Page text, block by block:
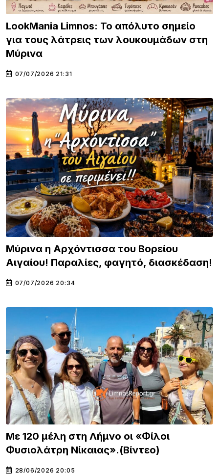
LookMania Limnos: Το απόλυτο σημείο
για τους λάτρεις των λουκουμάδων στη
Μύρινα
07/07/2026 21:31
Μύρινα η Αρχόντισσα του Βορείου
Αιγαίου! Παραλίες, φαγητό, διασκέδαση!
07/07/2026 20:34
Με 120 μέλη στη Λήμνο οι «Φίλοι
Φυσιολάτρη Νίκαιας».(Βίντεο)
28/06/2026 20:05